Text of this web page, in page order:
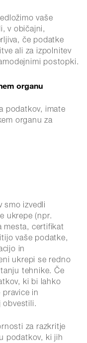
vaše
v običajni,
če podatke
ali za izpolnitev
postopki.
organu
podatkov, imate
organu za
smo izvedli
ukrepe (npr.
mesta, certifikat
vaše podatke,
in
ukrepi se redno
tehnike. Če
ki bi lahko
pravice in
obvestili.
za razkritje
podatkov, ki jih